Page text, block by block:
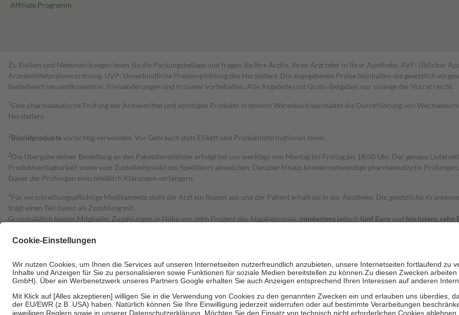
Affiliate Programm
Zu Risiken und Nebenwirkungen lesen Sie die Packungsbeilage und fragen Sie Ihre Ärztin, Ihren Arzt oder in Ihrer Apotheke. AVP: Üblicher
Arzneimittelpreisverordnung. UVP: Unverbindliche Preisempfehlung des Herstellers. Die angegebenen Preise beinhalten die gesetzlich
Bestell­wert versand­kosten­frei. Preisänderungen und Irrtümer vorbehalten. Alle Angebote und Gratis-Beigaben nur solange der Vorrat reicht.
1 Eine pharmazeutische Prüfung der Arzneimittel und sonstigen Produkte in deinem Warenkorb beinhaltet die Durchführung von
Herstellers.
2Biozidproduktevorsichtig verwenden. Vor Gebrauch stets Etikett und Produktinformationen lesen.
3Die Übergabe deiner Bestellung an den Paketdienstleister erfolgt bei uns werktags von Montag bis Freitag bis 18:00 Uhr. Der genaue
Produktverfügbarkeit sowie vom Zustellzeitpunkt des Spediteurs abweichen. Darüber hinaus können notwendige pharmazeutische
Dauer der Prüfungen einschließlich Klärungen verlängern.
4Für verschreibungspflichtige Medikamente stellt der Arzt ein Rezept aus und der Patient erhält sie in der Apotheke. Die gesetzliche
trägt einen Teil davon als Zuzahlung mit.
Grundsätzlich leisten Mitglieder Zuzahlungen in Höhe von zehn Prozent des Abgabepreises, mindestens jedoch fünf Euro und höchstens zehn
Diese Regeln gelten grundsätzlich auch für Online-Apotheken.
Um das Engagement der Versicherten für ihre eigene Gesundheit zu stärken und die besondere Stellung der Familie zu unterstützen, fallen
• Kindern und Jugendlichen bis zum vollendeten 18. Lebensjahr mit Ausnahme der Fahrkosten
• Untersuchungen zur Vorsorge und Früherkennung, die von der GKV getragen werden
• empfohlenen Schutzimpfungen
• Harn- und Blutteststreifen